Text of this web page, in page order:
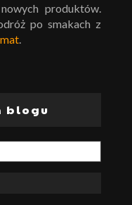
produktów.
po smakach z
blogu